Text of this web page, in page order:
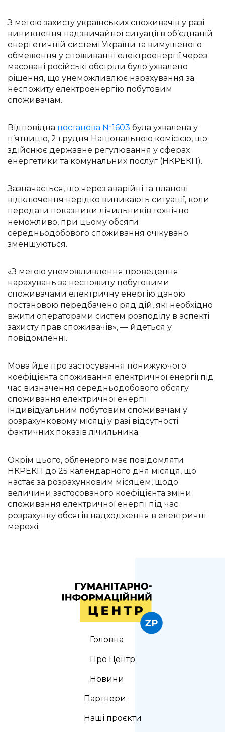
З метою захисту українських споживачів у разі
виникнення надзвичайної ситуації в об’єднаній
енергетичній системі України та вимушеного
обмеження у споживанні електроенергії через
масовані російські обстріли було ухвалено
рішення, що унеможливлює нарахування за
неспожиту електроенергію побутовим
споживачам.
Відповідна постанова №1603 була ухвалена у
п’ятницю, 2 грудня Національною комісією, що
здійснює державне регулювання у сферах
енергетики та комунальних послуг (НКРЕКП).
Зазначається, що через аварійні та планові
відключення нерідко виникають ситуації, коли
передати показники лічильників технічно
неможливо, при цьому обсяги
середньодобового споживання очікувано
зменшуються.
«З метою унеможливлення проведення
нарахувань за неспожиту побутовими
споживачами електричну енергію даною
постановою передбачено ряд дій, які необхідно
вжити операторами систем розподілу в аспекті
захисту прав споживачів», — йдеться у
повідомленні.
Мова йде про застосування понижуючого
коефіцієнта споживання електричної енергії під
час визначення середньодобового обсягу
споживання електричної енергії
індивідуальним побутовим споживачам у
розрахунковому місяці у разі відсутності
фактичних показів лічильника.
Окрім цього, обленерго має повідомляти
НКРЕКП до 25 календарного дня місяця, що
настає за розрахунковим місяцем, щодо
величини застосованого коефіцієнта зміни
споживання електричної енергії під час
розрахунку обсягів надходження в електричні
мережі.
Головна
Про Центр
Новини
Партнери
Наші проєкти